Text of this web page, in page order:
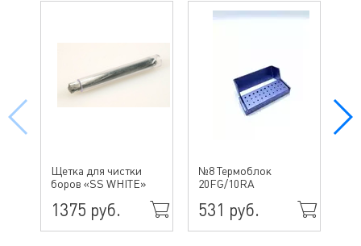
Щетка для чистки
боров «SS WHITE»
1375 руб.
№8 Термоблок
20FG/10RA
531 руб.